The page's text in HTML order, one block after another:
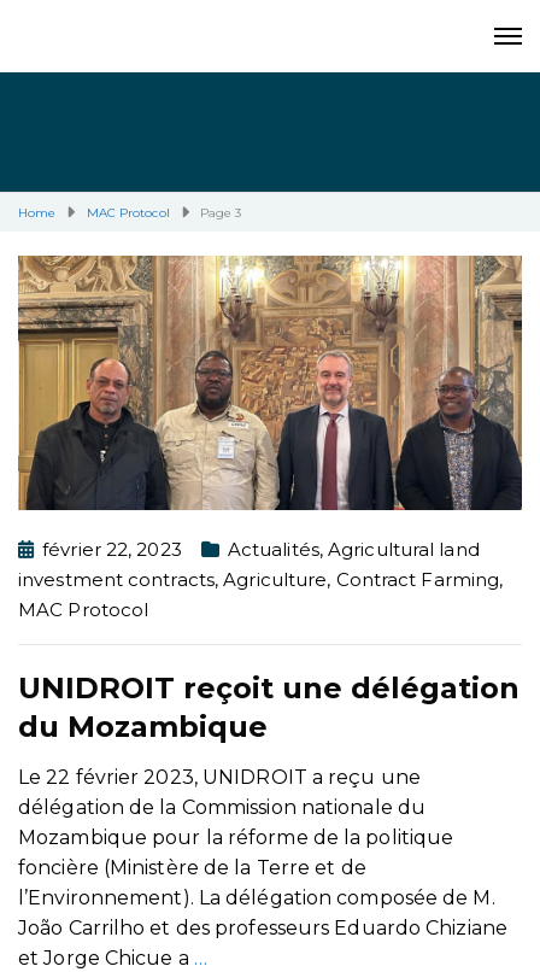
Home MAC Protocol Page 3
février 22, 2023 Actualités,Agricultural land
investment contracts,Agriculture, Contract Farming,
MAC Protocol
UNIDROIT reçoit une délégation
du Mozambique
Le 22 février 2023, UNIDROIT a reçu une
délégation de la Commission nationale du
Mozambique pour la réforme de la politique
foncière (Ministère de la Terre et de
l’Environnement). La délégation composée de M.
João Carrilho et des professeurs Eduardo Chiziane
et Jorge Chicue a …